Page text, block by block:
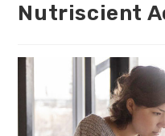
Nutriscient